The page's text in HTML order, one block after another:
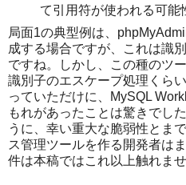
て引用符が使われる可能
局面1の典型例は、
成する場合ですが、これは識
ですね。しかし、この種のツ
識別子のエスケープ処理くら
っていただけに、MySQL
もれがあったことは驚きでし
うに、幸い重大な脆弱性とま
ス管理ツールを作る開発者は
件は本稿ではこれ以上触れませ